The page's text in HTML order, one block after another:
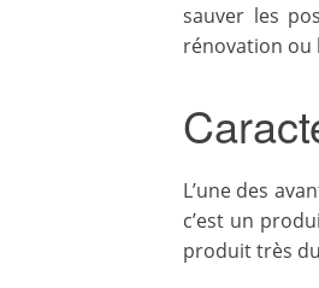
sauver les
rénovation ou
L’une des
c’est un
produit très